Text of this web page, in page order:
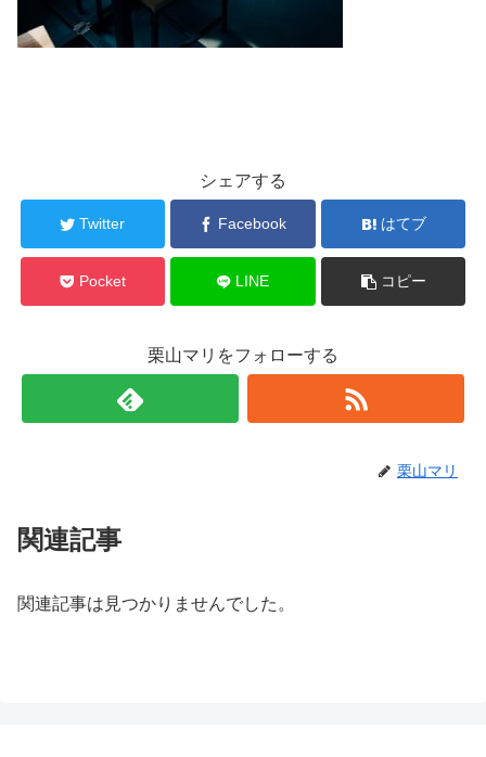
シェアする
Twitter Facebook はてブ
Pocket LINE コピー
栗山マリをフォローする
栗山マリ
関連記事
関連記事は見つかりませんでした。